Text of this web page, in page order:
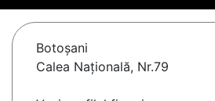
Botoşani
Calea Națională, Nr.79